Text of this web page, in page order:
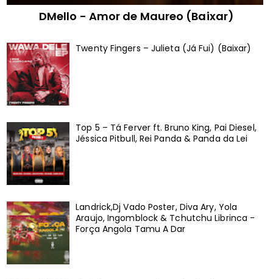
DMello - Amor de Maureo (Baixar)
Twenty Fingers – Julieta (Já Fui) (Baixar)
Top 5 – Tá Ferver ft. Bruno King, Pai Diesel,
Jéssica Pitbull, Rei Panda & Panda da Lei
Landrick,Dj Vado Poster, Diva Ary, Yola
Araujo, Ingomblock & Tchutchu Librinca -
Força Angola Tamu A Dar